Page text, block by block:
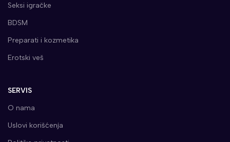
Seksi igračke
BDSM
Preparati i kozmetika
Erotski veš
SERVIS
O nama
Uslovi korišćenja